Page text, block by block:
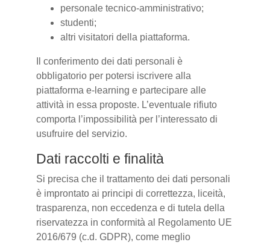
personale tecnico-amministrativo;
studenti;
altri visitatori della piattaforma.
Il conferimento dei dati personali è
obbligatorio per potersi iscrivere alla
piattaforma e-learning e partecipare alle
attività in essa proposte. L’eventuale rifiuto
comporta l’impossibilità per l’interessato di
usufruire del servizio.
Dati raccolti e finalità
Si precisa che il trattamento dei dati personali
è improntato ai principi di correttezza, liceità,
trasparenza, non eccedenza e di tutela della
riservatezza in conformità al Regolamento UE
2016/679 (c.d. GDPR), come meglio